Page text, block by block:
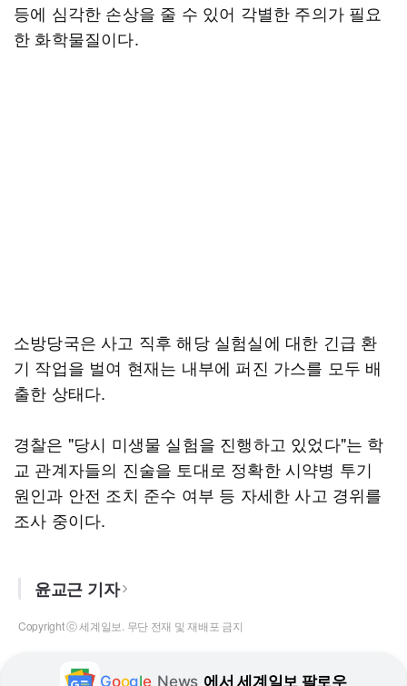
등에 심각한 손상을 줄 수 있어 각별한 주의가 필요
한 화학물질이다.
소방당국은 사고 직후 해당 실험실에 대한 긴급 환
기 작업을 벌여 현재는 내부에 퍼진 가스를 모두 배
출한 상태다.
경찰은 "당시 미생물 실험을 진행하고 있었다"는 학
교 관계자들의 진술을 토대로 정확한 시약병 투기
원인과 안전 조치 준수 여부 등 자세한 사고 경위를
조사 중이다.
윤교근 기자
Copyright ⓒ 세계일보. 무단 전재 및 재배포 금지
Google News 에서 세계일보 팔로우